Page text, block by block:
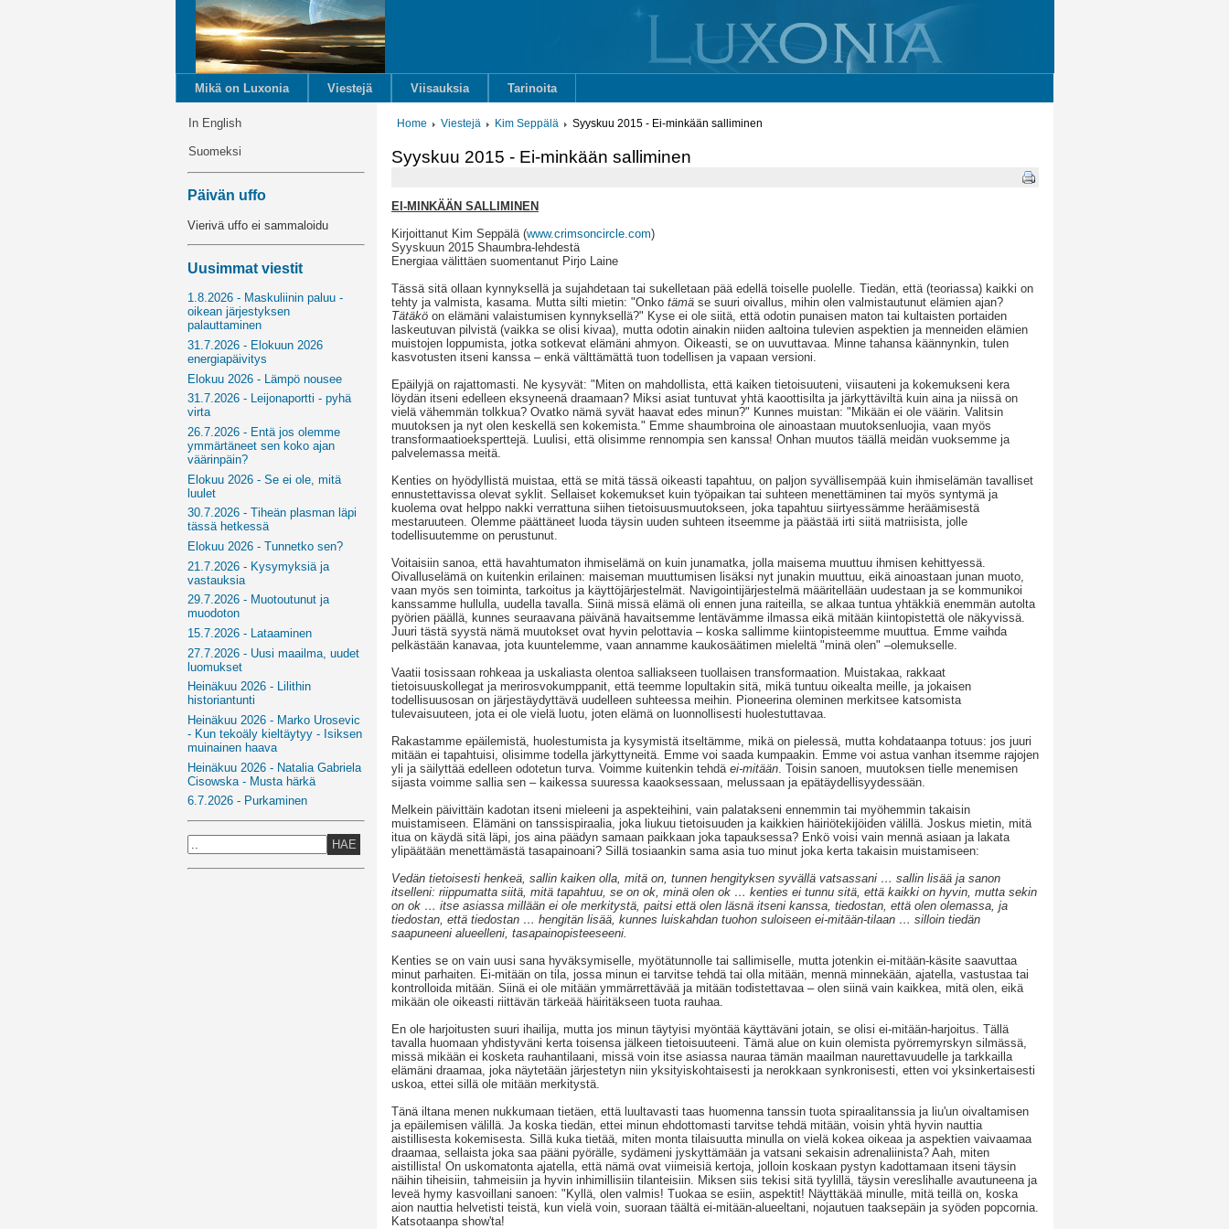
Mikä on Luxonia Viestejä Viisauksia Tarinoita
In English
Suomeksi
Päivän uffo
Vierivä uffo ei sammaloidu
Uusimmat viestit
1.8.2026 - Maskuliinin paluu -
oikean järjestyksen
palauttaminen
31.7.2026 - Elokuun 2026
energiapäivitys
Elokuu 2026 - Lämpö nousee
31.7.2026 - Leijonaportti - pyhä
virta
26.7.2026 - Entä jos olemme
ymmärtäneet sen koko ajan
väärinpäin?
Elokuu 2026 - Se ei ole, mitä
luulet
30.7.2026 - Tiheän plasman läpi
tässä hetkessä
Elokuu 2026 - Tunnetko sen?
21.7.2026 - Kysymyksiä ja
vastauksia
29.7.2026 - Muotoutunut ja
muodoton
15.7.2026 - Lataaminen
27.7.2026 - Uusi maailma, uudet
luomukset
Heinäkuu 2026 - Lilithin
historiantunti
Heinäkuu 2026 - Marko Urosevic
- Kun tekoäly kieltäytyy - Isiksen
muinainen haava
Heinäkuu 2026 - Natalia Gabriela
Cisowska - Musta härkä
6.7.2026 - Purkaminen
HAE
Home Viestejä Kim Seppälä Syyskuu 2015 - Ei-minkään salliminen
Syyskuu 2015 - Ei-minkään salliminen
EI-MINKÄÄN SALLIMINEN
Kirjoittanut Kim Seppälä (www.crimsoncircle.com)
Syyskuun 2015 Shaumbra-lehdestä
Energiaa välittäen suomentanut Pirjo Laine
Tässä sitä ollaan kynnyksellä ja sujahdetaan tai sukelletaan pää edellä toiselle puolelle. Tiedän, että (teoriassa) kaikki on
tehty ja valmista, kasama. Mutta silti mietin: "Onko tämä se suuri oivallus, mihin olen valmistautunut elämien ajan?
Tätäkö on elämäni valaistumisen kynnyksellä?" Kyse ei ole siitä, että odotin punaisen maton tai kultaisten portaiden
laskeutuvan pilvistä (vaikka se olisi kivaa), mutta odotin ainakin niiden aaltoina tulevien aspektien ja menneiden elämien
muistojen loppumista, jotka sotkevat elämäni ahmyon. Oikeasti, se on uuvuttavaa. Minne tahansa käännynkin, tulen
kasvotusten itseni kanssa – enkä välttämättä tuon todellisen ja vapaan versioni.
Epäilyjä on rajattomasti. Ne kysyvät: "Miten on mahdollista, että kaiken tietoisuuteni, viisauteni ja kokemukseni kera
löydän itseni edelleen eksyneenä draamaan? Miksi asiat tuntuvat yhtä kaoottisilta ja järkyttäviltä kuin aina ja niissä on
vielä vähemmän tolkkua? Ovatko nämä syvät haavat edes minun?" Kunnes muistan: "Mikään ei ole väärin. Valitsin
muutoksen ja nyt olen keskellä sen kokemista." Emme shaumbroina ole ainoastaan muutoksenluojia, vaan myös
transformaatioeksperttejä. Luulisi, että olisimme rennompia sen kanssa! Onhan muutos täällä meidän vuoksemme ja
palvelemassa meitä.
Kenties on hyödyllistä muistaa, että se mitä tässä oikeasti tapahtuu, on paljon syvällisempää kuin ihmiselämän tavalliset
ennustettavissa olevat syklit. Sellaiset kokemukset kuin työpaikan tai suhteen menettäminen tai myös syntymä ja
kuolema ovat helppo nakki verrattuna siihen tietoisuusmuutokseen, joka tapahtuu siirtyessämme heräämisestä
mestaruuteen. Olemme päättäneet luoda täysin uuden suhteen itseemme ja päästää irti siitä matriisista, jolle
todellisuutemme on perustunut.
Voitaisiin sanoa, että havahtumaton ihmiselämä on kuin junamatka, jolla maisema muuttuu ihmisen kehittyessä.
Oivalluselämä on kuitenkin erilainen: maiseman muuttumisen lisäksi nyt junakin muuttuu, eikä ainoastaan junan muoto,
vaan myös sen toiminta, tarkoitus ja käyttöjärjestelmät. Navigointijärjestelmä määritellään uudestaan ja se kommunikoi
kanssamme hullulla, uudella tavalla. Siinä missä elämä oli ennen juna raiteilla, se alkaa tuntua yhtäkkiä enemmän autolta
pyörien päällä, kunnes seuraavana päivänä havaitsemme lentävämme ilmassa eikä mitään kiintopistettä ole näkyvissä.
Juuri tästä syystä nämä muutokset ovat hyvin pelottavia – koska sallimme kiintopisteemme muuttua. Emme vaihda
pelkästään kanavaa, jota kuuntelemme, vaan annamme kaukosäätimen mieleltä "minä olen" –olemukselle.
Vaatii tosissaan rohkeaa ja uskaliasta olentoa salliakseen tuollaisen transformaation. Muistakaa, rakkaat
tietoisuuskollegat ja merirosvokumppanit, että teemme lopultakin sitä, mikä tuntuu oikealta meille, ja jokaisen
todellisuusosan on järjestäydyttävä uudelleen suhteessa meihin. Pioneerina oleminen merkitsee katsomista
tulevaisuuteen, jota ei ole vielä luotu, joten elämä on luonnollisesti huolestuttavaa.
Rakastamme epäilemistä, huolestumista ja kysymistä itseltämme, mikä on pielessä, mutta kohdataanpa totuus: jos juuri
mitään ei tapahtuisi, olisimme todella järkyttyneitä. Emme voi saada kumpaakin. Emme voi astua vanhan itsemme rajojen
yli ja säilyttää edelleen odotetun turva. Voimme kuitenkin tehdä ei-mitään . Toisin sanoen, muutoksen tielle menemisen
sijasta voimme sallia sen – kaikessa suuressa kaaoksessaan, melussaan ja epätäydellisyydessään.
Melkein päivittäin kadotan itseni mieleeni ja aspekteihini, vain palatakseni ennemmin tai myöhemmin takaisin
muistamiseen. Elämäni on tanssispiraalia, joka liukuu tietoisuuden ja kaikkien häiriötekijöiden välillä. Joskus mietin, mitä
itua on käydä sitä läpi, jos aina päädyn samaan paikkaan joka tapauksessa? Enkö voisi vain mennä asiaan ja lakata
ylipäätään menettämästä tasapainoani? Sillä tosiaankin sama asia tuo minut joka kerta takaisin muistamiseen:
Vedän tietoisesti henkeä, sallin kaiken olla, mitä on, tunnen hengityksen syvällä vatsassani … sallin lisää ja sanon
itselleni: riippumatta siitä, mitä tapahtuu, se on ok, minä olen ok … kenties ei tunnu sitä, että kaikki on hyvin, mutta sekin
on ok … itse asiassa millään ei ole merkitystä, paitsi että olen läsnä itseni kanssa, tiedostan, että olen olemassa, ja
tiedostan, että tiedostan … hengitän lisää, kunnes luiskahdan tuohon suloiseen ei-mitään-tilaan … silloin tiedän
saapuneeni alueelleni, tasapainopisteeseeni.
Kenties se on vain uusi sana hyväksymiselle, myötätunnolle tai sallimiselle, mutta jotenkin ei-mitään-käsite saavuttaa
minut parhaiten. Ei-mitään on tila, jossa minun ei tarvitse tehdä tai olla mitään, mennä minnekään, ajatella, vastustaa tai
kontrolloida mitään. Siinä ei ole mitään ymmärrettävää ja mitään todistettavaa – olen siinä vain kaikkea, mitä olen, eikä
mikään ole oikeasti riittävän tärkeää häiritäkseen tuota rauhaa.
En ole harjoitusten suuri ihailija, mutta jos minun täytyisi myöntää käyttäväni jotain, se olisi ei-mitään-harjoitus. Tällä
tavalla huomaan yhdistyväni kerta toisensa jälkeen tietoisuuteeni. Tämä alue on kuin olemista pyörremyrskyn silmässä,
missä mikään ei kosketa rauhantilaani, missä voin itse asiassa nauraa tämän maailman naurettavuudelle ja tarkkailla
elämäni draamaa, joka näytetään järjestetyn niin yksityiskohtaisesti ja nerokkaan synkronisesti, etten voi yksinkertaisesti
uskoa, ettei sillä ole mitään merkitystä.
Tänä iltana menen nukkumaan tietäen, että luultavasti taas huomenna tanssin tuota spiraalitanssia ja liu'un oivaltamisen
ja epäilemisen välillä. Ja koska tiedän, ettei minun ehdottomasti tarvitse tehdä mitään, voisin yhtä hyvin nauttia
aistillisesta kokemisesta. Sillä kuka tietää, miten monta tilaisuutta minulla on vielä kokea oikeaa ja aspektien vaivaamaa
draamaa, sellaista joka saa pääni pyörälle, sydämeni jyskyttämään ja vatsani sekaisin adrenaliinista? Aah, miten
aistillista! On uskomatonta ajatella, että nämä ovat viimeisiä kertoja, jolloin koskaan pystyn kadottamaan itseni täysin
näihin tiheisiin, tahmeisiin ja hyvin inhimillisiin tilanteisiin. Miksen siis tekisi sitä tyylillä, täysin vereslihalle avautuneena ja
leveä hymy kasvoillani sanoen: "Kyllä, olen valmis! Tuokaa se esiin, aspektit! Näyttäkää minulle, mitä teillä on, koska
aion nauttia helvetisti teistä, kun vielä voin, suoraan täältä ei-mitään-alueeltani, nojautuen taaksepäin ja syöden popcornia.
Katsotaanpa show'ta!